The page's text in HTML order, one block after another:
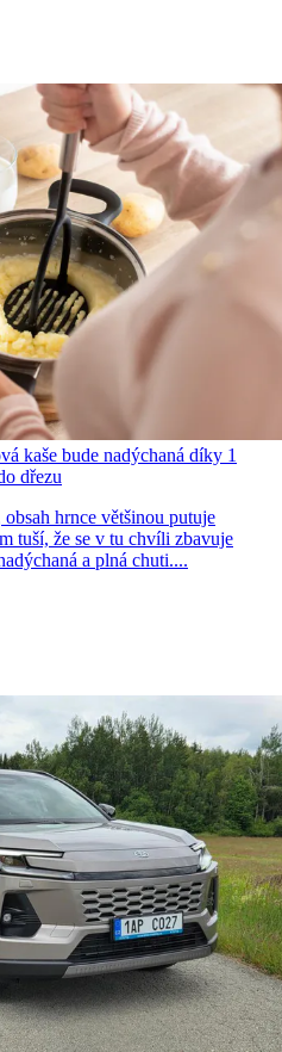
kaše bude nadýchaná díky 1
dřezu
hrnce většinou putuje
tuší, že se v tu chvíli zbavuje
a plná chuti....